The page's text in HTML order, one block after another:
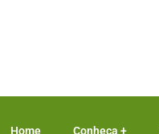
Home Conheça +